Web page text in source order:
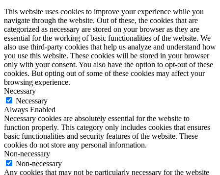
This website uses cookies to improve your experience while you
navigate through the website. Out of these, the cookies that are
categorized as necessary are stored on your browser as they are
essential for the working of basic functionalities of the website. We
also use third-party cookies that help us analyze and understand how
you use this website. These cookies will be stored in your browser
only with your consent. You also have the option to opt-out of these
cookies. But opting out of some of these cookies may affect your
browsing experience.
Necessary
Necessary
Always Enabled
Necessary cookies are absolutely essential for the website to
function properly. This category only includes cookies that ensures
basic functionalities and security features of the website. These
cookies do not store any personal information.
Non-necessary
Non-necessary
Any cookies that may not be particularly necessary for the website